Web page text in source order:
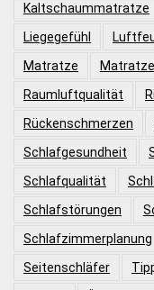
Kaltschaummatratze
Liegegefühl
Matratze
Raumluftqualität
Rückenschmerzen
Schlafgesundheit
Schlafqualität
Schlafstörungen
Schlafzimmerplanung
Seitenschläfer